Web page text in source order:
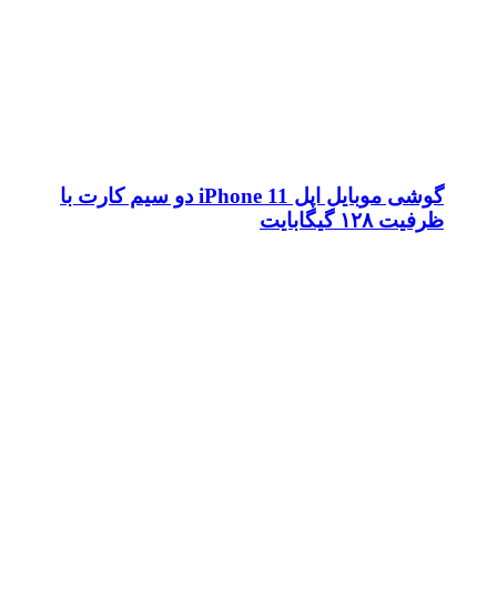
گوشی موبایل اپل iPhone 11 دو سیم کارت با
ظرفیت ۱۲۸ گیگابایت